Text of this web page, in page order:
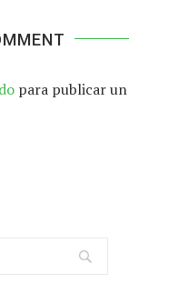
para publicar un